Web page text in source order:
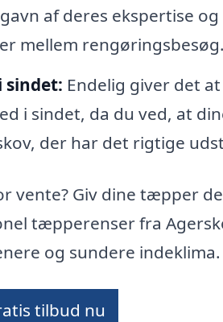
af deres ekspertise
mellem rengøringsbesøg.
sindet: Endelig giver det
i sindet, da du ved, at
der har det rigtige
vente? Giv dine tæpper
tæpperenser fra
og sundere indeklima.
tilbud nu